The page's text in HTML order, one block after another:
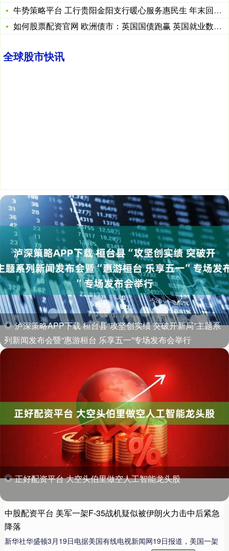
牛势策略平台 工行贵阳金阳支行暖心服务惠民生 年末回馈活动情
如何股票配资官网 欧洲债市：英国国债跑赢 英国就业数据疲软令
全球股市快讯
泸深策略APP下载 桓台县“攻坚创实绩 突破开新局”主题系
列新闻发布会暨“惠游桓台 乐享五一”专场发布会举行
正好配资平台 大空头伯里做空人工智能龙头股
中股配资平台 美军一架F-35战机疑似被伊朗火力击中后紧急
降落
新华社华盛顿3月19日电据美国有线电视新闻网19日报道，美国一架